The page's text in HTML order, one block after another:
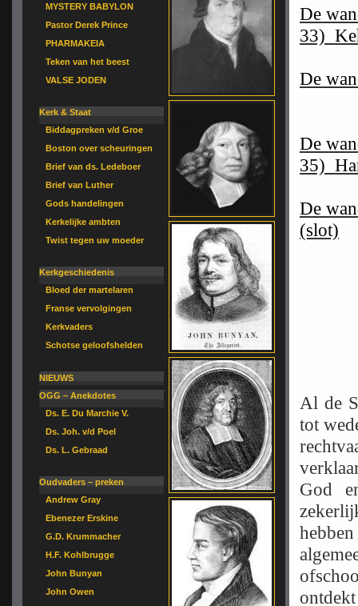
MYSTERY BABYLON
Pastor Derek Prince
PHARMAKEIA
Teken van het beest
VALSE JODEN
Kerk & Staat
Biddagpreken v/d Groe
Boston over scheuringen
Brief van ds. Ledeboer
Brief van Luther
Gods handelingen
Kerkelijke ambten
Twist tegen uw moeder
Kerkgeschiedenis
Bloed der martelaren
Franse vervolgingen
Kerkvaders
Schotse geloofshelden
NIEUWS
OGG – Anekdotes
Ds. E. Du Marchie V.
Ds. Joh. v/d Poel
Ds. L. Gebraad
Oudvaders – preken
Andrew Gray
Ebenezer Erskine
G.D. Krummacher
H.F. Kohlbrugge
John Bunyan
John Owen
De
33)
De
De
35)
De
(slot)
Al de
tot
God